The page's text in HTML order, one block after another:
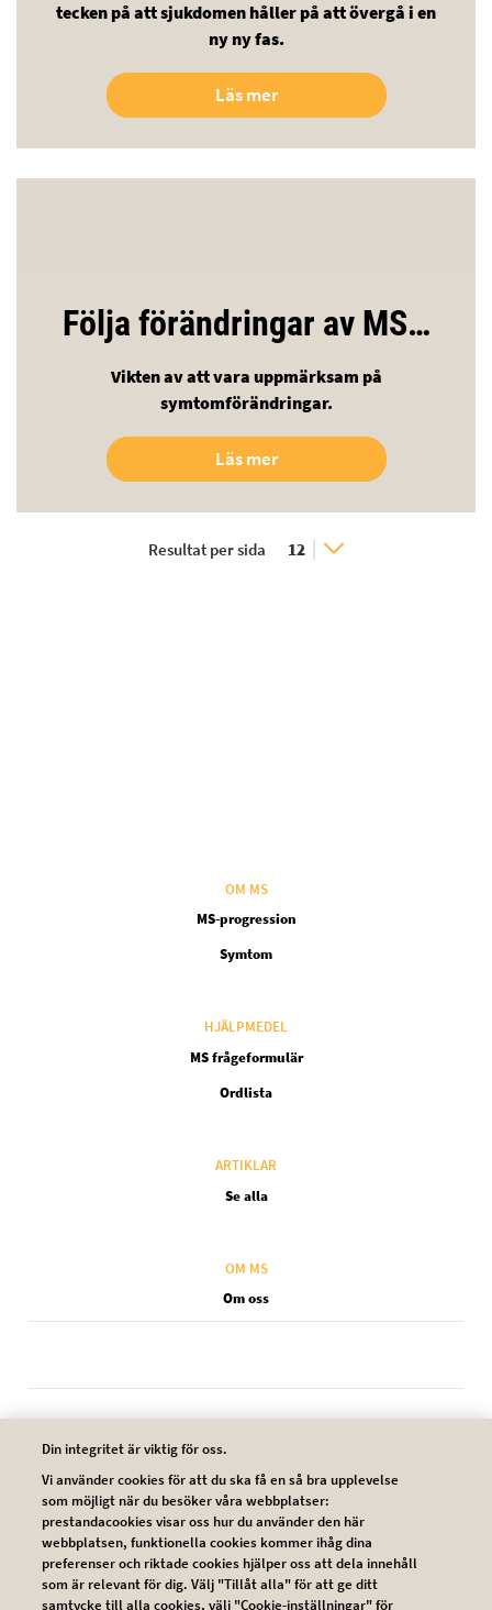
tecken på att sjukdomen håller på att övergå i en
ny ny fas.
Läs mer
Följa förändringar av MS…
Vikten av att vara uppmärksam på
symtomförändringar.
Läs mer
Resultat per sida
OM MS
MS-progression
Symtom
HJÄLPMEDEL
MS frågeformulär
Ordlista
ARTIKLAR
Se alla
OM MS
Om oss
Legal SV
Kontakta oss
Användarvillkor
Integritetsskyddspolicy
Din integritet är viktig för oss.
Vi använder cookies för att du ska få en så bra upplevelse
som möjligt när du besöker våra webbplatser:
prestandacookies visar oss hur du använder den här
webbplatsen, funktionella cookies kommer ihåg dina
preferenser och riktade cookies hjälper oss att dela innehåll
som är relevant för dig. Välj "Tillåt alla" för att ge ditt
samtycke till alla cookies, välj "Cookie-inställningar" för